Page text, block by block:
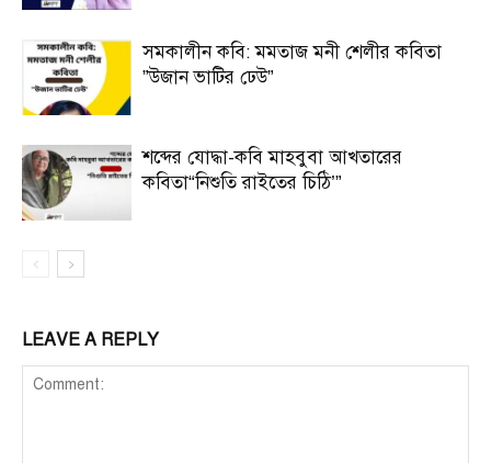
সমকালীন কবি: মমতাজ মনী শেলীর কবিতা
”উজান ভাটির ঢেউ”
শব্দের যোদ্ধা-কবি মাহবুবা আখতারের
কবিতা“নিশুতি রাইতের চিঠি’”
LEAVE A REPLY